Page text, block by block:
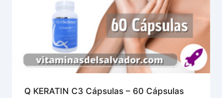
Q KERATIN C3 Cápsulas – 60 Cápsulas